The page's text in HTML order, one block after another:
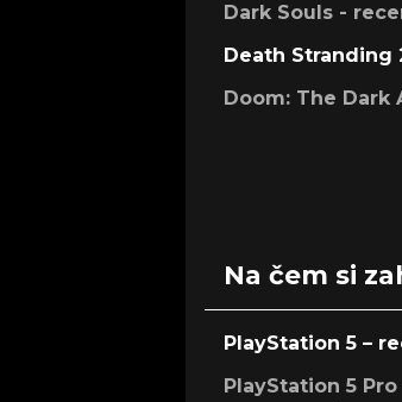
Dark Souls -
Death Stranding
Doom: The Dark
Na čem si
PlayStation 5 –
PlayStation 5